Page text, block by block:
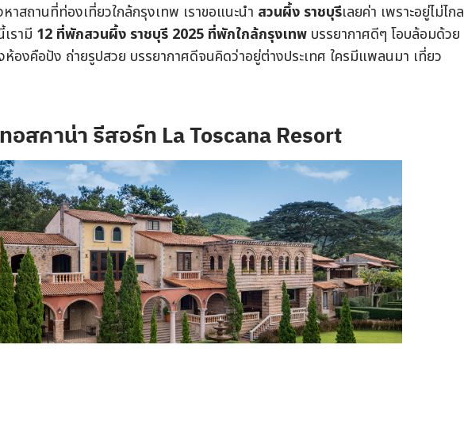
าสถานที่ท่องเที่ยวใกล้กรุงเทพ เราขอแนะนำ สวนผึ้ง ราชบุรีเลยค่า เพราะอยู่ไม่ไกล
รามี 12 ที่พักสวนผึ้ง ราชบุรี 2025 ที่พักใกล้กรุงเทพ บรรยากาศดีๆ โอบล้อมด้วย
ห้องคือปัง ถ่ายรูปสวย บรรยากาศดีจนคิดว่าอยู่ต่างประเทศ ใครมีแพลนมา เที่ยว
อสคาน่า รีสอร์ท La Toscana Resort